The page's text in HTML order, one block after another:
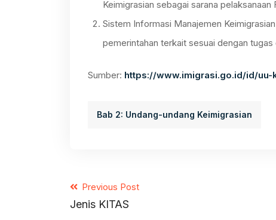
Keimigrasian sebagai sarana
Sistem Informasi Manajemen
pemerintahan terkait sesuai dengan tugas
Sumber: https://www.imigrasi.go.id/id/
Bab 2: Undang-undang Keimigrasian
Previous Post
Jenis KITAS